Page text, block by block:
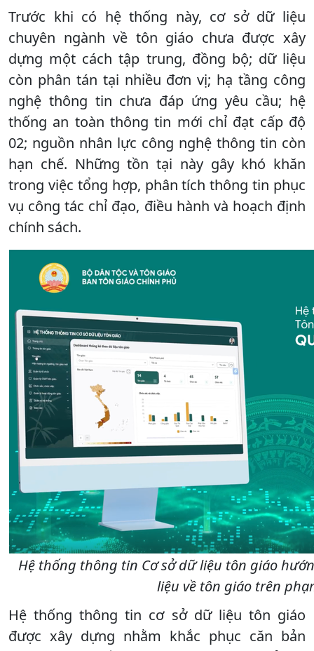
Trước khi có hệ thống này, cơ sở dữ liệu
chuyên ngành về tôn giáo chưa được xây
dựng một cách tập trung, đồng bộ; dữ liệu
còn phân tán tại nhiều đơn vị; hạ tầng công
nghệ thông tin chưa đáp ứng yêu cầu; hệ
thống an toàn thông tin mới chỉ đạt cấp độ
02; nguồn nhân lực công nghệ thông tin còn
hạn chế. Những tồn tại này gây khó khăn
trong việc tổng hợp, phân tích thông tin phục
vụ công tác chỉ đạo, điều hành và hoạch định
chính sách.
Hệ thống thông tin Cơ sở dữ liệu tôn giáo
liệu về tôn giáo trên
Hệ thống thông tin cơ sở dữ liệu tôn giáo
được xây dựng nhằm khắc phục căn bản